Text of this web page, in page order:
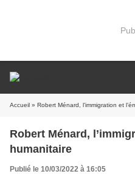
Accueil » Robert Ménard, l’immigration et
Robert Ménard,
humanitaire
Publié le 10/03/2022 à 16:05